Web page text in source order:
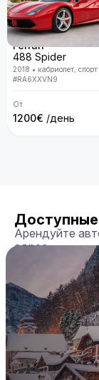
Бронируйте ваш
Ferrari
488 Spider
2018 • кабриолет, спорт
#RA6XXVN9
От
1200€ /день
Арендуйте
адрес